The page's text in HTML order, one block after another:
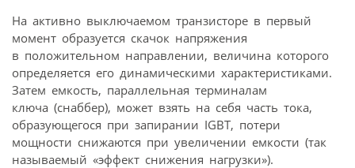
На активно выключаемом транзисторе в первый
момент образуется скачок напряжения
в положительном направлении, величина которого
определяется его динамическими характеристиками.
Затем емкость, параллельная терминалам
ключа (снаббер), может взять на себя часть тока,
образующегося при запирании IGBT, потери
мощности снижаются при увеличении емкости (так
называемый «эффект снижения нагрузки»).